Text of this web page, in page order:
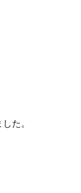
た。